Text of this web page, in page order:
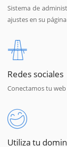
Sistema de
ajustes en su
Redes sociales
Conectamos tu
Utiliza tu